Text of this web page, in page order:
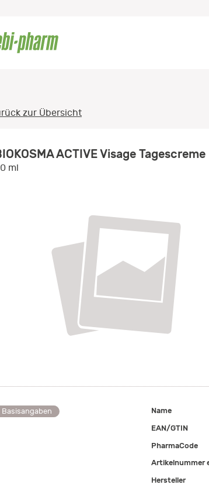
zur Übersicht
ACTIVE Visage Tagescreme
ml
Basisangaben Name
EAN/GTIN
PharmaCode
Artikelnummer
Hersteller